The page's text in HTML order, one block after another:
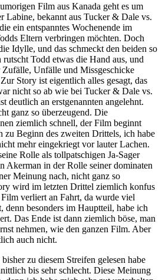
Film aus Kanada geht es um
Labine, bekannt aus Tucker & Dale vs.
ein entspanntes Wochenende im
Eltern verbringen möchten. Doch
Idylle, und das schmeckt den beiden so
Todd etwas die Hand aus, und
Zufälle, Unfälle und Missgeschicke
Story ist eigentlich alles gesagt, das
nicht so ab wie bei Tucker & Dale vs.
deutlich an erstgenannten angelehnt.
ganz so überzeugend. Die
ziemlich schnell, der Film beginnt
zu Beginn des zweiten Drittels, ich habe
mehr eingekriegt vor lauter Lachen.
Rolle als tollpatschigen Ja-Sager
Akerman in der Rolle seiner dominaten
Meinung nach, nicht ganz so
wird im letzten Drittel ziemlich konfus
verliert an Fahrt, da wurde viel
denn besonders im Hauptteil, habe ich
Das Ende ist dann ziemlich böse, man
nehmen, wie den ganzen Film. Aber
auch nicht.
zu diesem Streifen gelesen habe
bis sehr schlecht. Diese Meinung